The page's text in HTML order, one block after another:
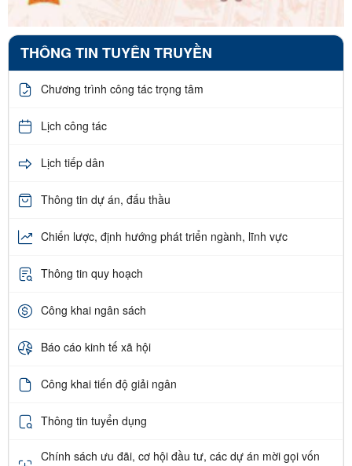
THÔNG TIN TUYÊN TRUYỀN
Chương trình công tác trọng tâm
Lịch công tác
Lịch tiếp dân
Thông tin dự án, đấu thầu
Chiến lược, định hướng phát triển ngành, lĩnh vực
Thông tin quy hoạch
Công khai ngân sách
Báo cáo kinh tế xã hội
Công khai tiến độ giải ngân
Thông tin tuyển dụng
Chính sách ưu đãi, cơ hội đầu tư, các dự án mời gọi vốn